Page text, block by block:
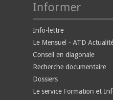
Informer
Info-lettre
Le Mensuel - ATD
Conseil en diagonale
Recherche documentaire
Dossiers
Le service Formation et